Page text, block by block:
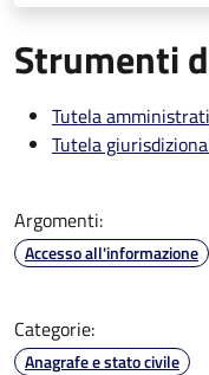
Strumenti
Tutela
Tutela
Argomenti:
Accesso all'informazione
Categorie:
Anagrafe e stato civile